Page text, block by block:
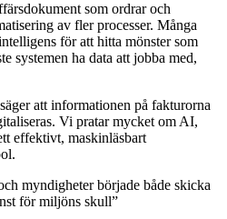
som ordrar och
av fler processer. Många
för att hitta mönster som
systemen ha data att jobba med,
att informationen på fakturorna
Vi pratar mycket om AI,
effektivt, maskinläsbart
myndigheter började både skicka
för miljöns skull”